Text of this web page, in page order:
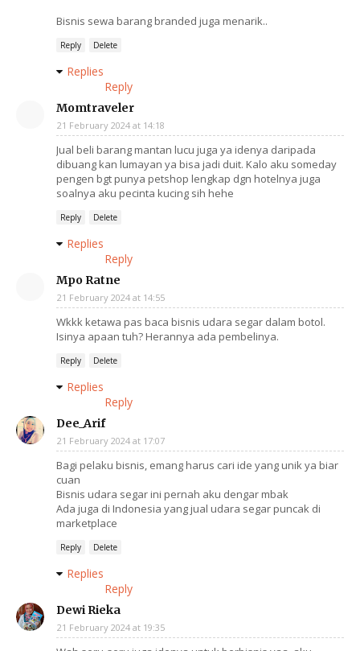
Bisnis sewa barang branded juga menarik..
Reply Delete
Replies
Reply
Momtraveler
21 February 2024 at 14:18
Jual beli barang mantan lucu juga ya idenya daripada
dibuang kan lumayan ya bisa jadi duit. Kalo aku someday
pengen bgt punya petshop lengkap dgn hotelnya juga
soalnya aku pecinta kucing sih hehe
Reply Delete
Replies
Reply
Mpo Ratne
21 February 2024 at 14:55
Wkkk ketawa pas baca bisnis udara segar dalam botol.
Isinya apaan tuh? Herannya ada pembelinya.
Reply Delete
Replies
Reply
Dee_Arif
21 February 2024 at 17:07
Bagi pelaku bisnis, emang harus cari ide yang unik ya biar
cuan
Bisnis udara segar ini pernah aku dengar mbak
Ada juga di Indonesia yang jual udara segar puncak di
marketplace
Reply Delete
Replies
Reply
Dewi Rieka
21 February 2024 at 19:35